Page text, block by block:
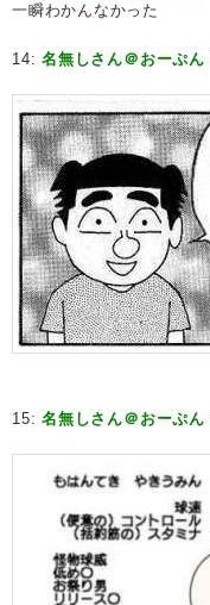
一瞬わかんなかった
14:名無しさん＠おーぷん
15:名無しさん＠おーぷん